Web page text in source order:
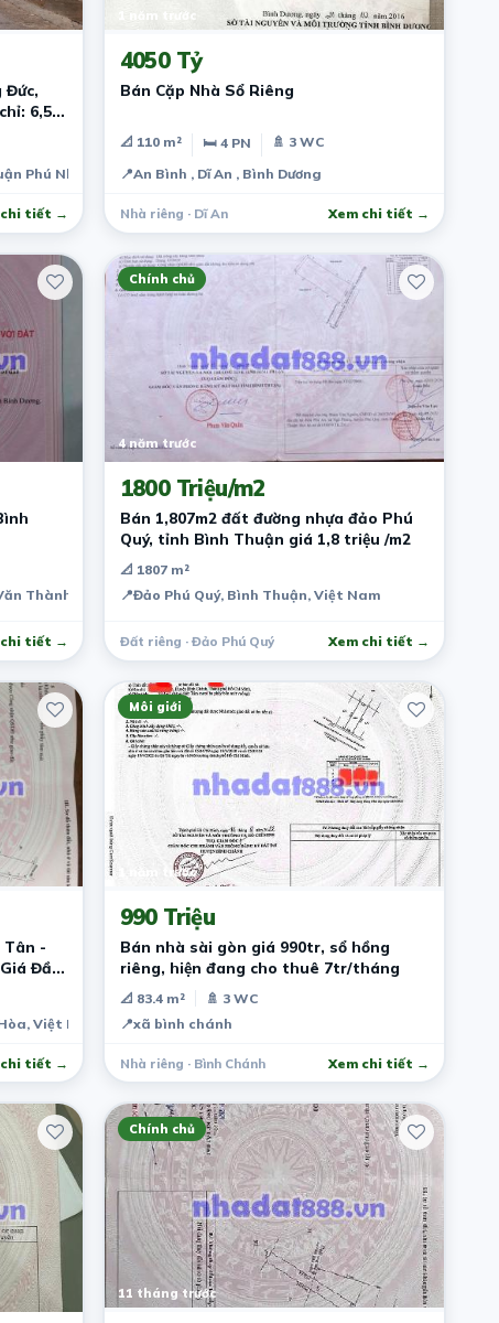
Đức,
6,5
Phú Nhuận, Thành phố Hồ Chí Minh, Việt Nam
chi tiết →
1 năm trước
4050 Tỷ
Bán Cặp Nhà Sổ Riêng
📐 110 m² 🛏 4 PN
🚿 3 WC
📍An Bình , Dĩ An , Bình Dương
Nhà riêng · Dĩ An Xem chi tiết →
Thành, Hòa Lợi, Bến Cát, Bình Dương, Việt Nam
chi tiết →
Chính chủ
4 năm trước
1800 Triệu/m2
Bán 1,807m2 đất đường nhựa đảo Phú
Quý, tỉnh Bình Thuận giá 1,8 triệu /m2
📐 1807 m²
📍Đảo Phú Quý, Bình Thuận, Việt Nam
Đất riêng · Đảo Phú Quý Xem chi tiết →
Tân -
Đầu
Việt Nam
chi tiết →
Môi giới
1 năm trước
990 Triệu
Bán nhà sài gòn giá 990tr, sổ hồng
riêng, hiện đang cho thuê 7tr/tháng
📐 83.4 m²
🚿 3 WC
📍xã bình chánh
Nhà riêng · Bình Chánh Xem chi tiết →
Chính chủ
11 tháng trước